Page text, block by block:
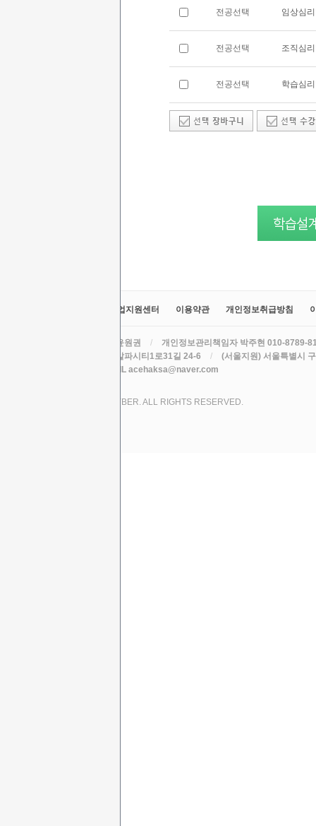
전공선택 임상심
전공선택 조직심
전공선택 학습심
취업지원센터 이용약관 개인정보취급방침
대표 윤원권 /
개인정보관리책임자 박주현 010-8789-
주소 (본원) 대구광역시 수성구 알파시티1로31길 24-6
/
(서울지원) 서울특별시
EMAIL acehaksa@naver.com
COPYRIGHT (C) 2017 LINE CYBER. ALL RIGHTS RESERVED.